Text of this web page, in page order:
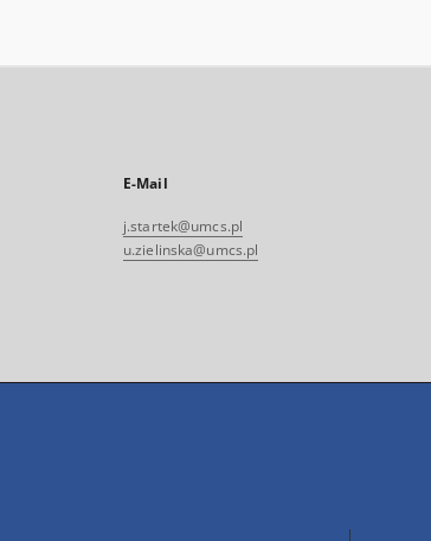
E-Mail
j.startek@umcs.pl
u.zielinska@umcs.pl